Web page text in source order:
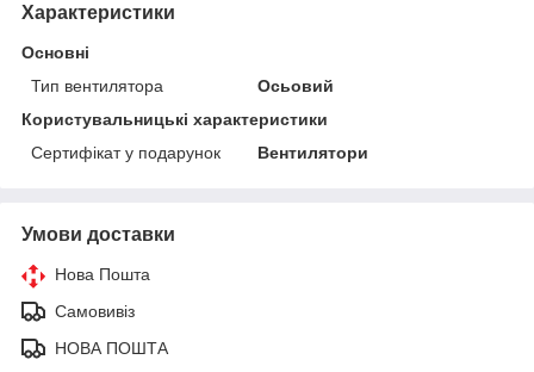
Характеристики
Основні
Тип вентилятора
Осьовий
Користувальницькі характеристики
Сертифікат у подарунок
Вентилятори
Умови доставки
Нова Пошта
Самовивіз
НОВА ПОШТА